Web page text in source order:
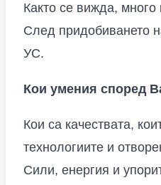
Както се вижда,
След придобиването
УС.
Кои умения според
Кои са качествата,
технологиите и
Сили, енергия и